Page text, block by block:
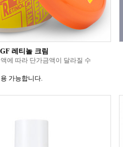
레티놀 크림
에 따라 단가금액이 달라질 수
가능합니다.